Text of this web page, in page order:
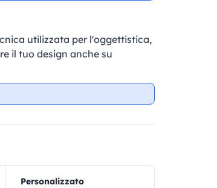
utilizzata per l'oggettistica,
il tuo design anche su
Personalizzato